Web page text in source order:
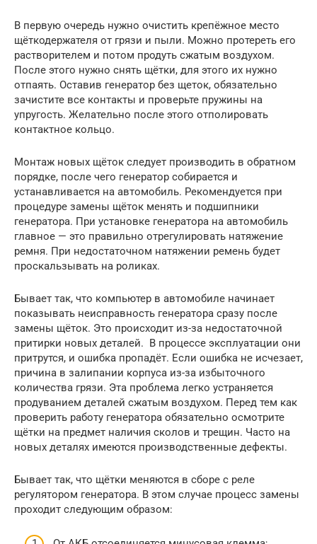
В первую очередь нужно очистить крепёжное место
щёткодержателя от грязи и пыли. Можно протереть его
растворителем и потом продуть сжатым воздухом.
После этого нужно снять щётки, для этого их нужно
отпаять. Оставив генератор без щеток, обязательно
зачистите все контакты и проверьте пружины на
упругость. Желательно после этого отполировать
контактное кольцо.
Монтаж новых щёток следует производить в обратном
порядке, после чего генератор собирается и
устанавливается на автомобиль. Рекомендуется при
процедуре замены щёток менять и подшипники
генератора. При установке генератора на автомобиль
главное — это правильно отрегулировать натяжение
ремня. При недостаточном натяжении ремень будет
проскальзывать на роликах.
Бывает так, что компьютер в автомобиле начинает
показывать неисправность генератора сразу после
замены щёток. Это происходит из-за недостаточной
притирки новых деталей. В процессе эксплуатации они
притрутся, и ошибка пропадёт. Если ошибка не исчезает,
причина в залипании корпуса из-за избыточного
количества грязи. Эта проблема легко устраняется
продуванием деталей сжатым воздухом. Перед тем как
проверить работу генератора обязательно осмотрите
щётки на предмет наличия сколов и трещин. Часто на
новых деталях имеются производственные дефекты.
Бывает так, что щётки меняются в сборе с реле
регулятором генератора. В этом случае процесс замены
проходит следующим образом: